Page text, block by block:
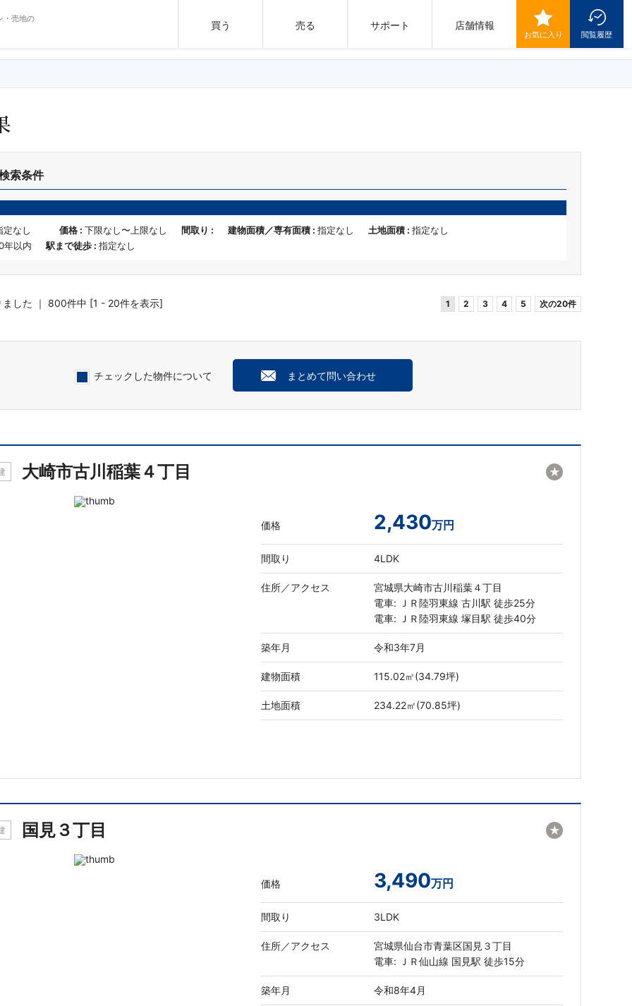
・売地の
買う 売る サポート 店舗情報
お気に入り 閲覧履歴
索条件
定なし 価格 : 下限なし〜上限なし 間取り : 建物面積／専有面積 : 指定なし 土地面積 : 指定なし
年以内
駅まで徒歩 : 指定なし
した ｜ 800件中 [1 - 20件を表示] 1 2 3 4 5 次の20件
チェックした物件について まとめて問い合わせ
大崎市古川稲葉４丁目
価格 2,430万円
間取り 4LDK
住所／アクセス
宮城県大崎市古川稲葉４丁目
電車: ＪＲ陸羽東線 古川駅 徒歩25分
電車: ＪＲ陸羽東線 塚目駅 徒歩40分
築年月 令和3年7月
建物面積 115.02㎡(34.79坪)
土地面積 234.22㎡(70.85坪)
★
国見３丁目
価格 3,490万円
間取り 3LDK
住所／アクセス
宮城県仙台市青葉区国見３丁目
電車: ＪＲ仙山線 国見駅 徒歩15分
築年月 令和8年4月
★